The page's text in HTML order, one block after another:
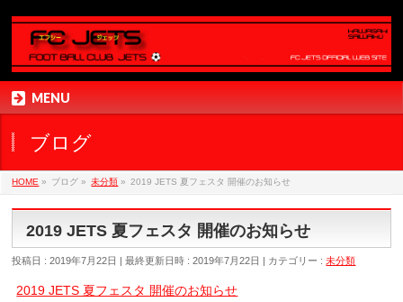
MENU
ブログ
HOME » ブログ » 未分類 » 2019 JETS 夏フェスタ 開催のお知らせ
2019 JETS 夏フェスタ 開催のお知らせ
投稿日 : 2019年7月22日 最終更新日時 : 2019年7月22日 カテゴリー :未分類
2019 JETS 夏フェスタ 開催のお知らせ